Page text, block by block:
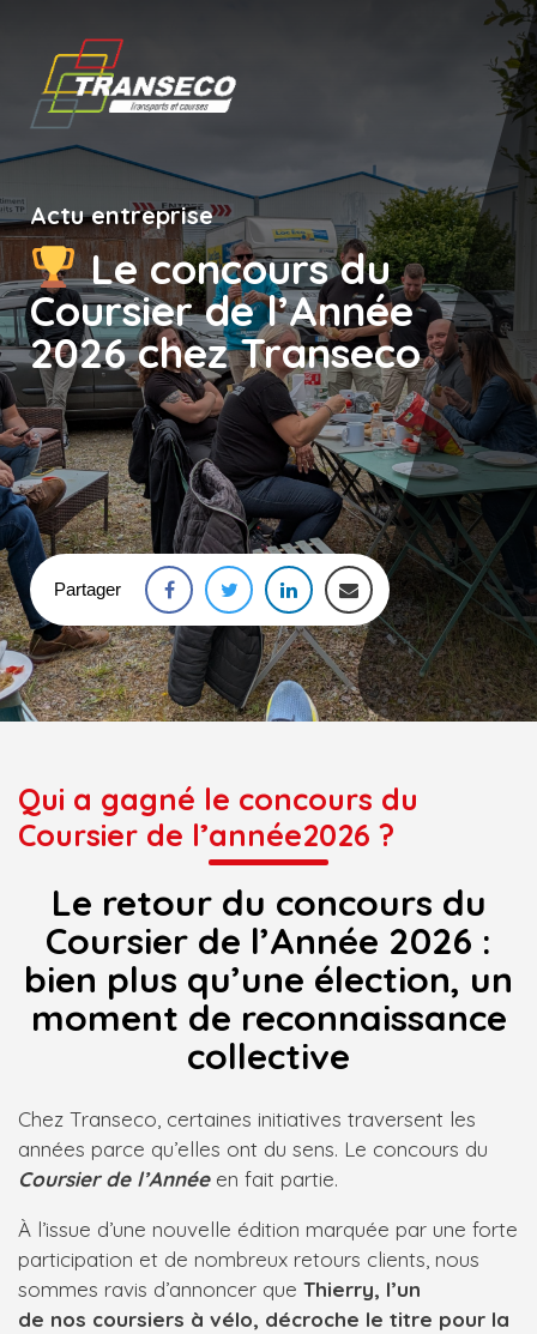
Actu entreprise
Le concours du
Coursier de l’Année
2026 chez Transeco
Partager
Qui a gagné le concours du
Coursier de l’année2026 ?
Le retour du concours du
Coursier de l’Année 2026 :
bien plus qu’une élection, un
moment de reconnaissance
collective
Chez Transeco, certaines initiatives traversent les
années parce qu’elles ont du sens. Le concours du
Coursier de l’Annéeen fait partie.
À l’issue d’une nouvelle édition marquée par une forte
participation et de nombreux retours clients, nous
sommes ravis d’annoncer que Thierry, l’un
de nos coursiers à vélo, décroche le titre pour la